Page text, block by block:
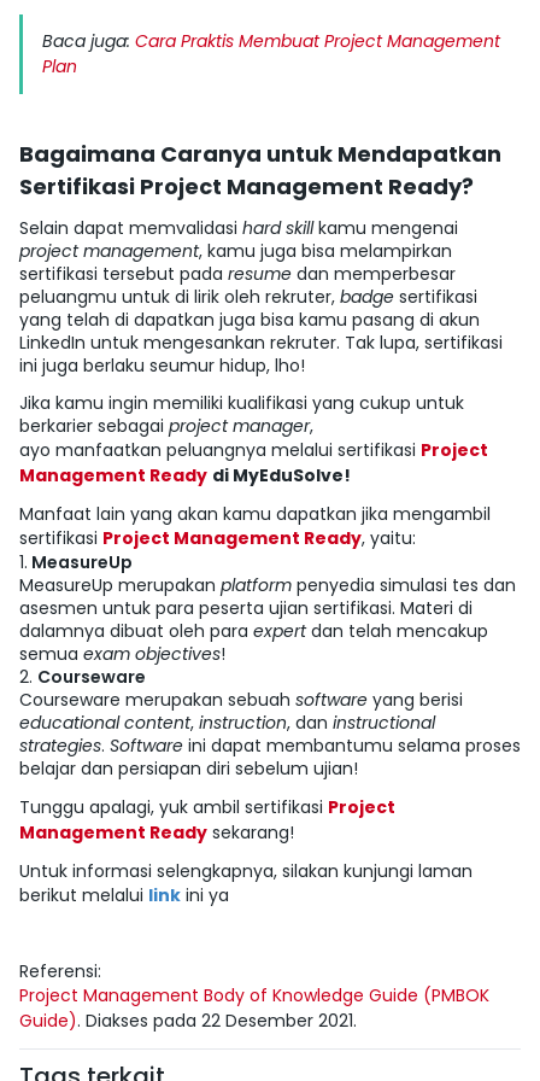
Baca juga: Cara Praktis Membuat Project Management
Plan
Bagaimana Caranya untuk Mendapatkan
Sertifikasi Project Management Ready?
Selain dapat memvalidasi hard skillkamu mengenai
project management, kamu juga bisa melampirkan
sertifikasi tersebut pada resume dan memperbesar
peluangmu untuk di lirik oleh rekruter, badge sertifikasi
yang telah di dapatkan juga bisa kamu pasang di akun
LinkedIn untuk mengesankan rekruter. Tak lupa, sertifikasi
ini juga berlaku seumur hidup, lho!
Jika kamu ingin memiliki kualifikasi yang cukup untuk
berkarier sebagai project manager,
ayo manfaatkan peluangnya melalui sertifikasi Project
Management Ready di MyEduSolve!
Manfaat lain yang akan kamu dapatkan jika mengambil
sertifikasi Project Management Ready, yaitu:
1. MeasureUp
MeasureUp merupakan platform penyedia simulasi tes dan
asesmen untuk para peserta ujian sertifikasi. Materi di
dalamnya dibuat oleh para expertdan telah mencakup
semua exam objectives!
2. Courseware
Courseware merupakan sebuah software yang berisi
educational content, instruction, dan instructional
strategies. Software ini dapat membantumu selama proses
belajar dan persiapan diri sebelum ujian!
Tunggu apalagi, yuk ambil sertifikasi Project
Management Ready sekarang!
Untuk informasi selengkapnya, silakan kunjungi laman
berikut melalui link ini ya
Referensi:
Project Management Body of Knowledge Guide (PMBOK
Guide). Diakses pada 22 Desember 2021.